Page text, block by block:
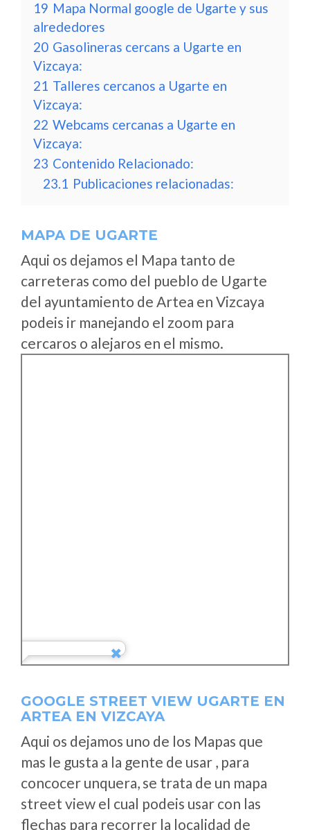
19 Mapa Normal google de Ugarte y sus
alrededores
20 Gasolineras cercans a Ugarte en
Vizcaya:
21 Talleres cercanos a Ugarte en
Vizcaya:
22 Webcams cercanas a Ugarte en
Vizcaya:
23 Contenido Relacionado:
23.1 Publicaciones relacionadas:
MAPA DE UGARTE
Aqui os dejamos el Mapa tanto de
carreteras como del pueblo de Ugarte
del ayuntamiento de Artea en Vizcaya
podeis ir manejando el zoom para
cercaros o alejaros en el mismo.
GOOGLE STREET VIEW UGARTE EN
ARTEA EN VIZCAYA
Aqui os dejamos uno de los Mapas que
mas le gusta a la gente de usar , para
concocer unquera, se trata de un mapa
street view el cual podeis usar con las
flechas para recorrer la localidad de